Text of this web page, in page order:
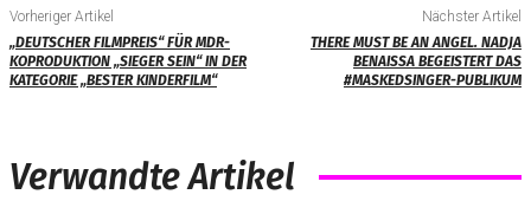
Vorheriger Artikel
„DEUTSCHER FILMPREIS“ FÜR MDR-
KOPRODUKTION „SIEGER SEIN“ IN DER
KATEGORIE „BESTER KINDERFILM“
Nächster Artikel
THERE MUST BE AN ANGEL. NADJA
BENAISSA BEGEISTERT DAS
#MASKEDSINGER-PUBLIKUM
Verwandte Artikel